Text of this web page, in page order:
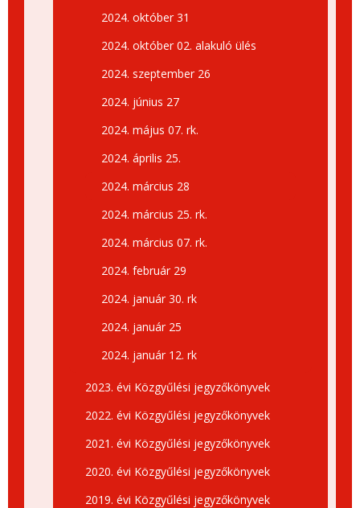
2024. október 31
2024. október 02. alakuló ülés
2024. szeptember 26
2024. június 27
2024. május 07. rk.
2024. április 25.
2024. március 28
2024. március 25. rk.
2024. március 07. rk.
2024. február 29
2024. január 30. rk
2024. január 25
2024. január 12. rk
2023. évi Közgyűlési jegyzőkönyvek
2022. évi Közgyűlési jegyzőkönyvek
2021. évi Közgyűlési jegyzőkönyvek
2020. évi Közgyűlési jegyzőkönyvek
2019. évi Közgyűlési jegyzőkönyvek